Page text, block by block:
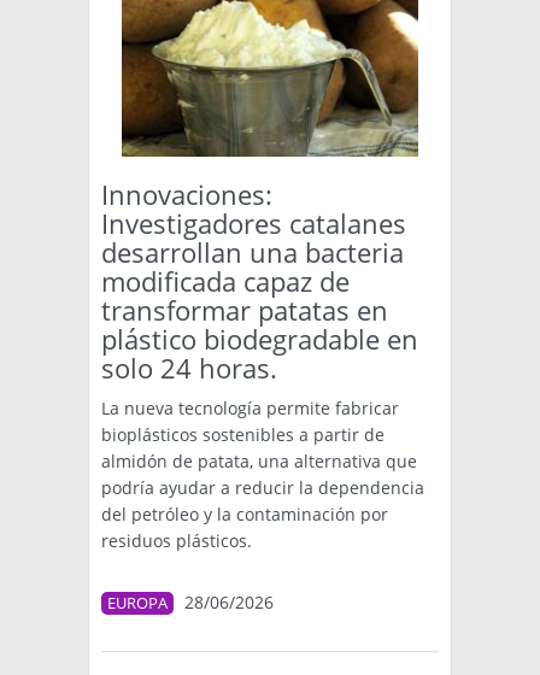
Innovaciones:
Investigadores catalanes
desarrollan una bacteria
modificada capaz de
transformar patatas en
plástico biodegradable en
solo 24 horas.
La nueva tecnología permite fabricar
bioplásticos sostenibles a partir de
almidón de patata, una alternativa que
podría ayudar a reducir la dependencia
del petróleo y la contaminación por
residuos plásticos.
EUROPA 28/06/2026